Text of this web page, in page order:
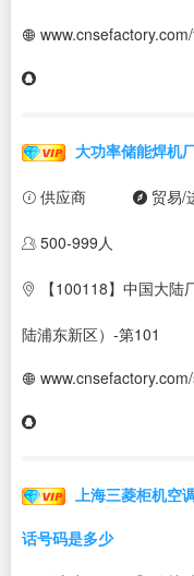
大功率储能焊机
供应商 贸易/
500-999人
【100118】中国大陆
陆浦东新区）-第101
上海三菱柜机空
话号码是多少